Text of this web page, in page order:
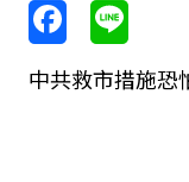
中共救市措施恐